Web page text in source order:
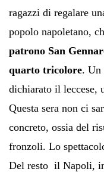
ragazzi di regalare
popolo napoletano,
patrono San
quarto tricolore. Un
dichiarato il leccese,
Questa sera non ci
concreto, ossia del
fronzoli. Lo
Del resto il Napoli,